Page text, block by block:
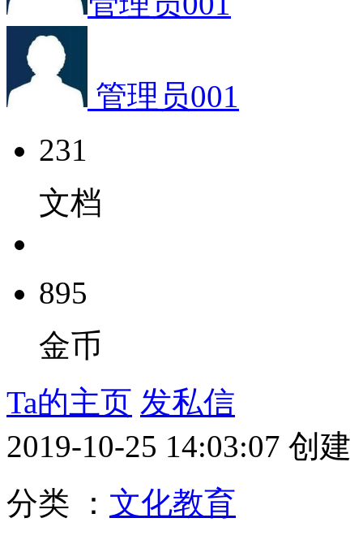
管理员001
231
文档
895
金币
Ta的主页 发私信
2019-10-25 14:03:07 创建
分类 ： 文化教育